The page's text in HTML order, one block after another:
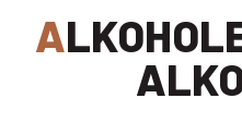
ALKOHOLE ONLINE W